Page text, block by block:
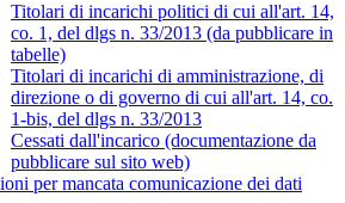
Titolari di incarichi politici di cui all'art. 14,
co. 1, del dlgs n. 33/2013 (da pubblicare in
tabelle)
Titolari di incarichi di amministrazione, di
direzione o di governo di cui all'art. 14, co.
1-bis, del dlgs n. 33/2013
Cessati dall'incarico (documentazione da
pubblicare sul sito web)
per mancata comunicazione dei dati